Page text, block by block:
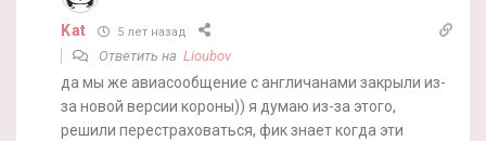
Kat 5 лет назад
Ответить на Lioubov
да мы же авиасообщение с англичанами закрыли из-
за новой версии короны)) я думаю из-за этого,
решили перестраховаться, фик знает когда эти